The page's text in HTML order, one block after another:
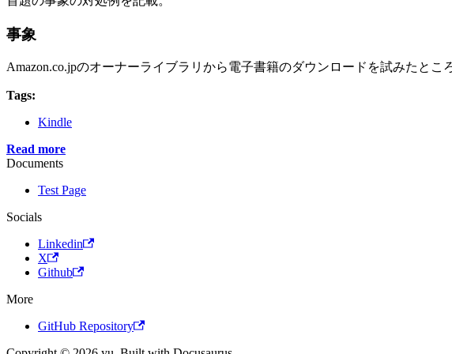
事象
Amazon.co.jpのオーナーライブラリから電子書籍のダウンロードを試みたと
Tags:
Kindle
Read more
Documents
Test Page
Socials
Linkedin
X
Github
More
GitHub Repository